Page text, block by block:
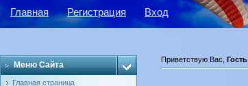
Главная Регистрация Вход
Меню Сайта
Главная страница
Приветствую Вас Гость